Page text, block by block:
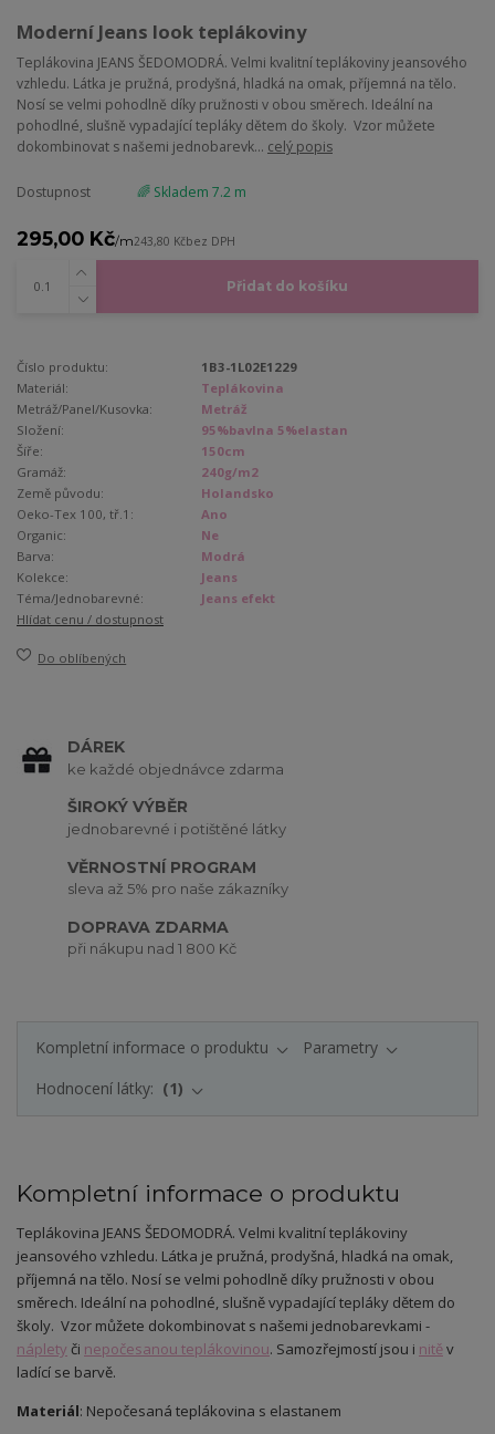
Moderní Jeans look teplákoviny
Teplákovina JEANS ŠEDOMODRÁ. Velmi kvalitní teplákoviny jeansového
vzhledu. Látka je pružná, prodyšná, hladká na omak, příjemná na tělo.
Nosí se velmi pohodlně díky pružnosti v obou směrech. Ideální na
pohodlné, slušně vypadající tepláky dětem do školy. Vzor můžete
dokombinovat s našemi jednobarevk... celý popis
Dostupnost 🌈 Skladem 7.2 m
295,00 Kč/m243,80 Kčbez DPH
Přidat do košíku
Číslo produktu:
1B3-1L02E1229
Materiál:
Teplákovina
Metráž/Panel/Kusovka:
Metráž
Složení:
95%bavlna 5%elastan
Šíře:
150cm
Gramáž:
240g/m2
Země původu:
Holandsko
Oeko-Tex 100, tř.1:
Ano
Organic:
Ne
Barva:
Modrá
Kolekce:
Jeans
Téma/Jednobarevné:
Jeans efekt
Hlídat cenu / dostupnost
Do oblíbených
DÁREK
ke každé objednávce zdarma
ŠIROKÝ VÝBĚR
jednobarevné i potištěné látky
VĚRNOSTNÍ PROGRAM
sleva až 5% pro naše zákazníky
DOPRAVA ZDARMA
při nákupu nad 1 800 Kč
Kompletní informace o produktu
Parametry
Hodnocení látky:
1
Kompletní informace o produktu
Teplákovina JEANS ŠEDOMODRÁ. Velmi kvalitní teplákoviny
jeansového vzhledu. Látka je pružná, prodyšná, hladká na omak,
příjemná na tělo. Nosí se velmi pohodlně díky pružnosti v obou
směrech. Ideální na pohodlné, slušně vypadající tepláky dětem do
školy. Vzor můžete dokombinovat s našemi jednobarevkami -
náplety či nepočesanou teplákovinou. Samozřejmostí jsou i nitěv
ladící se barvě.
Materiál: Nepočesaná teplákovina s elastanem